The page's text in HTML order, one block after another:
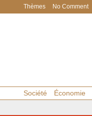
Thèmes No Comment
Société Économie